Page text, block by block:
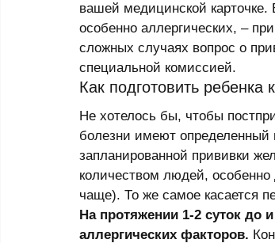
вашей медицинской карточке.
особенно аллергических, –
сложных случаях вопрос о
специальной комиссией.
Как подготовить
Не хотелось бы, чтобы
болезни имеют определенный
запланированной прививки
количеством людей,
чаще). То же самое касается
На протяжении 1-2 суток до
аллергических факторов.